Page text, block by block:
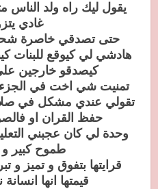
يقول ليك راه ولد الناس
غادي
حتى تصدقي خاصرة
هادشي لي كيوقع للبنات
كيصدقو خارجين
تمنيت شي اخت في الجزء
تقولي عندي مشكل في صلاة
حفظ القران او فالصوم
وحدة لي كان عجبني
طموح كبير
قرايتها بتفوق و تميز
قيمتها انها